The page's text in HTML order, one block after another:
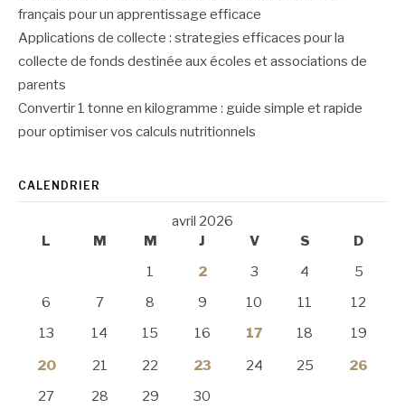
français pour un apprentissage efficace
Applications de collecte : strategies efficaces pour la
collecte de fonds destinée aux écoles et associations de
parents
Convertir 1 tonne en kilogramme : guide simple et rapide
pour optimiser vos calculs nutritionnels
CALENDRIER
avril 2026
L
M M J V S
D
1
2 3 4
5
6
7 8 9 10 11
12
13
14 15 16 17 18
19
20
21 22 23 24 25
26
27
28 29 30